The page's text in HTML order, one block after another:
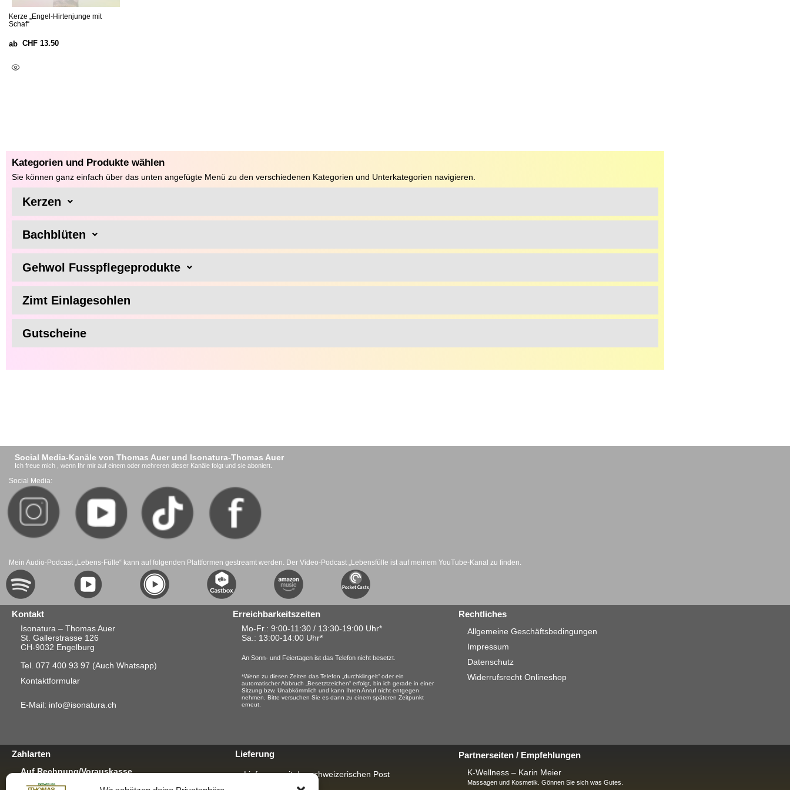
Kerze „Engel-Hirtenjunge mit
Schaf“
ab CHF 13.50
Kategorien und Produkte wählen
Sie können ganz einfach über das unten angefügte Menü zu den verschiedenen Kategorien und Unterkategorien navigieren.
Kerzen
Bachblüten
Gehwol Fusspflegeprodukte
Zimt Einlagesohlen
Gutscheine
Social Media-Kanäle von Thomas Auer und Isonatura-Thomas Auer
Ich freue mich , wenn Ihr mir auf einem oder mehreren dieser Kanäle folgt und sie aboniert.
Social Media:
Mein Audio-Podcast „Lebens-Fülle“ kann auf folgenden Plattformen gestreamt werden. Der Video-Podcast „Lebensfülle ist auf meinem YouTube-Kanal zu finden.
Kontakt
Isonatura – Thomas Auer
St. Gallerstrasse 126
CH-9032 Engelburg
Tel. 077 400 93 97 (Auch Whatsapp)
Kontaktformular
E-Mail: info@isonatura.ch
Erreichbarkeitszeiten
Mo-Fr.: 9:00-11:30 / 13:30-19:00 Uhr*
Sa. : 13:00-14:00 Uhr*
An Sonn- und Feiertagen ist das Telefon nicht besetzt.
*Wenn zu diesen Zeiten das Telefon „durchklingelt“ oder ein
automatischer Abbruch „Besetztzeichen“ erfolgt, bin ich gerade in einer
Sitzung bzw. Unabkömmlich und kann Ihren Anruf nicht entgegen
nehmen. Bitte versuchen Sie es dann zu einem späteren Zeitpunkt
erneut.
Rechtliches
Allgemeine Geschäftsbedingungen
Impressum
Datenschutz
Widerrufsrecht Onlineshop
Zahlarten
Auf Rechnung/Vorauskasse
Lieferung
Lieferung mit der schweizerischen Post
Partnerseiten / Empfehlungen
K-Wellness – Karin Meier
Massagen und Kosmetik. Gönnen Sie sich was Gutes.